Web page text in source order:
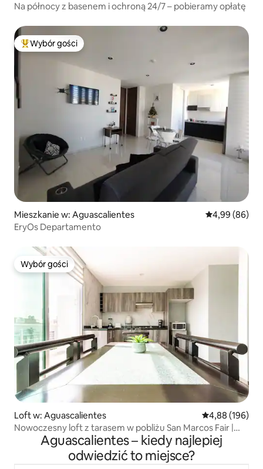
Na północy z basenem i ochroną 24/7 – pobieramy opłatę
Najpopularniejsze z kategorii Wybór gości
Wybór gości
Mieszkanie w: Aguascalientes Średnia
4,99 (86)
EryOs Departamento
Wybór gości
Wybór gości
Loft w: Aguascalientes Średnia
4,88 (196)
Nowoczesny loft z tarasem w pobliżu San Marcos Fair |
klimatyzacja
Aguascalientes – kiedy najlepiej
odwiedzić to miejsce?